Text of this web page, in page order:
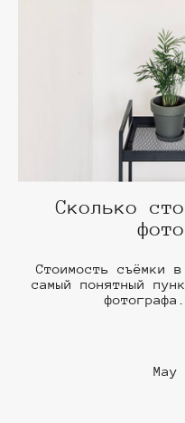
Сколько
Стоимость съёмки
самый понятный